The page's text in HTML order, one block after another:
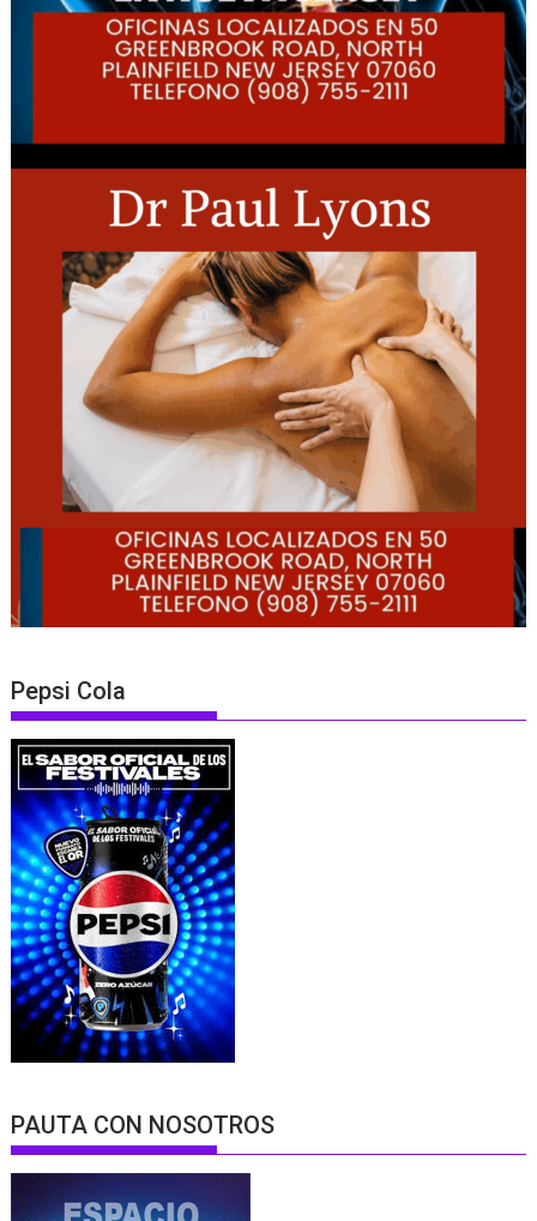
Pepsi Cola
PAUTA CON NOSOTROS